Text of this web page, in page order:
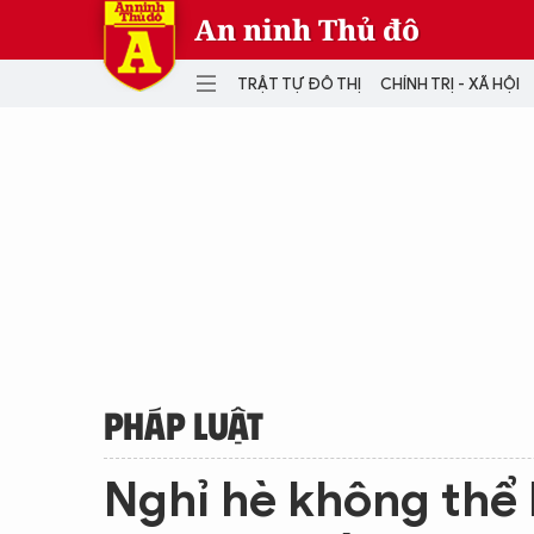
An ninh Thủ đô
TRẬT TỰ ĐÔ THỊ CHÍNH TRỊ - XÃ HỘI
PHÁP LUẬT
Nghỉ hè không